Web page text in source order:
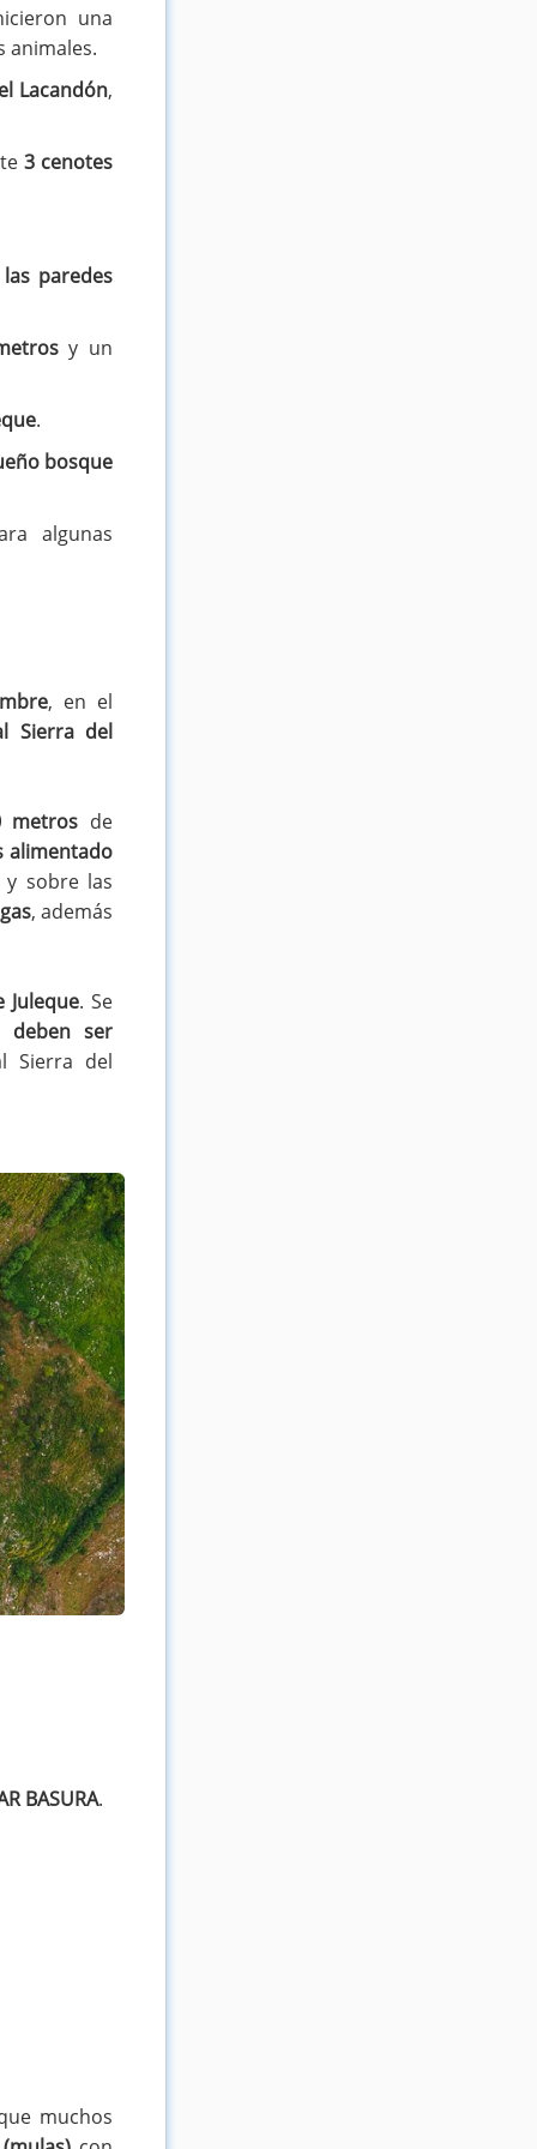
una
animales.
Lacandón,
3 cenotes
paredes
y un
.
bosque
algunas
, en el
Sierra del
metros de
alimentado
sobre las
, además
Juleque. Se
deben ser
Sierra del
BASURA.
muchos